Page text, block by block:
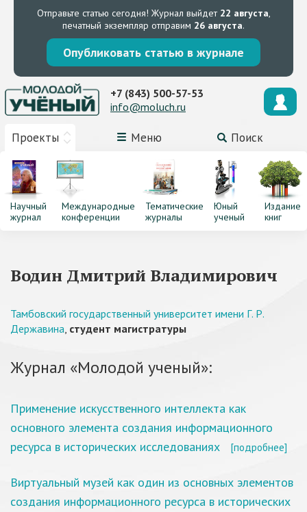
Отправьте статью сегодня! Журнал выйдет 22 августа,
печатный экземпляр отправим 26 августа.
Опубликовать статью в журнале
Проекты Меню Поиск
+7 (843) 500-57-53
info@moluch.ru
Научный
журнал
Международные
конференции
Тематические
журналы
Юный
ученый
Издание
книг
Водин Дмитрий Владимирович
Тамбовский государственный университет имени Г. Р.
Державина, студент магистратуры
Журнал «Молодой ученый»:
Применение искусственного интеллекта как
основного элемента создания информационного
ресурса в исторических исследованиях
[подробнее]
Виртуальный музей как один из основных элементов
создания информационного ресурса в исторических